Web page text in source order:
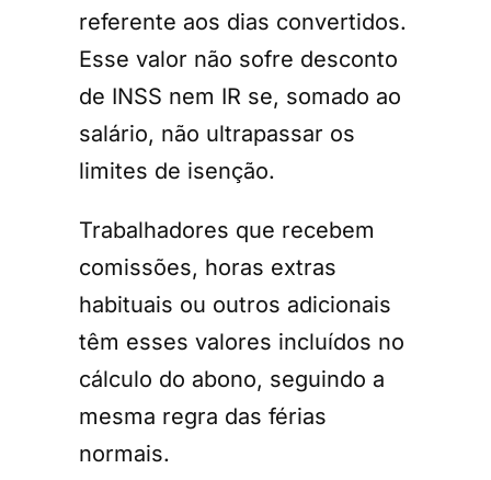
referente aos dias convertidos.
Esse valor não sofre desconto
de INSS nem IR se, somado ao
salário, não ultrapassar os
limites de isenção.
Trabalhadores que recebem
comissões, horas extras
habituais ou outros adicionais
têm esses valores incluídos no
cálculo do abono, seguindo a
mesma regra das férias
normais.